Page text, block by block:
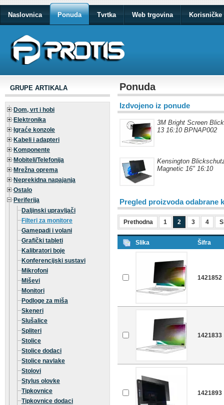
Naslovnica Ponuda Tvrtka Web trgovina Korisničke
GRUPE ARTIKALA
Dom, vrt i hobi
Elektronika
Igraće konzole
Kabeli i adapteri
Komponente
Mobiteli/Telefonija
Mrežna oprema
Neprekidna napajanja
Ostalo
Periferija
Daljinski upravljači
Filteri za monitore
Gamepadi i volani
Grafički tableti
Kalibratori boje
Konferencijski sustavi
Mikrofoni
Miševi
Monitori
Podloge za miša
Skeneri
Slušalice
Spliteri
Stolice
Stolice dodaci
Stolice navlake
Stolovi
Stylus olovke
Tipkovnice
Tipkovnice dodaci
Ponuda
Izdvojeno iz ponude
3M Bright Screen
13 16:10 BPNAP002
Kensington
Magnetic 16" 16:10
Pregled proizvoda odabrane
Prethodna 1 2 3 4
Slika Šifra
1421852
1421833
1421893